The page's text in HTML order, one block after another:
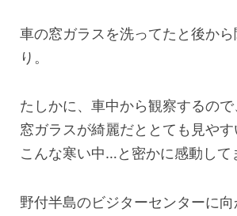
車の窓ガラスを洗ってたと後から
り。
たしかに、車中から観察するので
窓ガラスが綺麗だととても見やす
こんな寒い中…と密かに感動して
野付半島のビジターセンターに向